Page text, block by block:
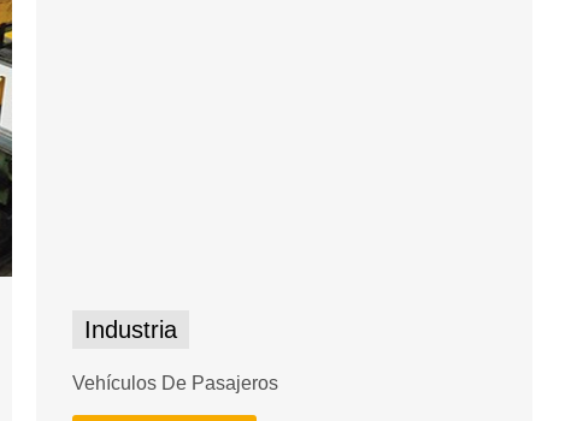
Industria
Vehículos De Pasajeros